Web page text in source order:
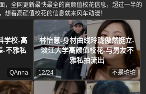
，全网更新最快最全的高颜值校花信息，超过一半的
想看高颜值校花的信息就来风车动漫！
学校-高
-不雅私
QAnna
林怡慧-身材曲线玲珑傲然挺立-
淡江大学高颜值校花-与男友不
雅私拍流出
12/24 不是坨坨